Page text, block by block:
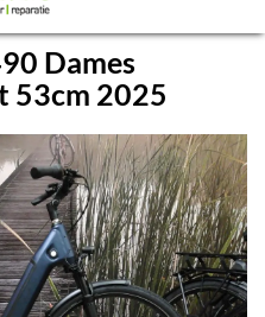
Dames
53cm 2025